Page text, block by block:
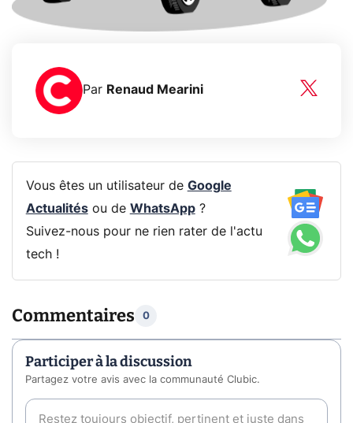
Par Renaud Mearini
Vous êtes un utilisateur de Google
Actualitésou de WhatsApp?
Suivez-nous pour ne rien rater de l'actu
tech !
Commentaires 0
Participer à la discussion
Partagez votre avis avec la communauté Clubic.